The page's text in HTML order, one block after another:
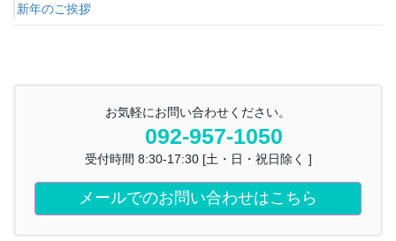
新年のご挨拶
お気軽にお問い合わせください。
092-957-1050
受付時間 8:30-17:30 [土・日・祝日除く ]
メールでのお問い合わせはこちら